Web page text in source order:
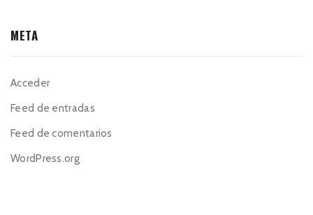
META
Acceder
Feed de entradas
Feed de comentarios
WordPress.org